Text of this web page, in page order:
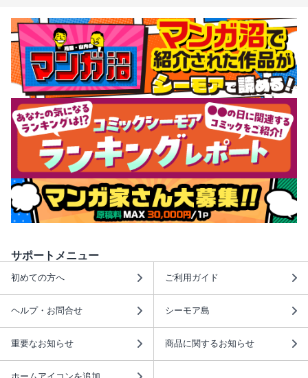
サポートメニュー
初めての方へ ご利用ガイド
ヘルプ・お問合せ シーモア島
重要なお知らせ 商品に関するお知らせ